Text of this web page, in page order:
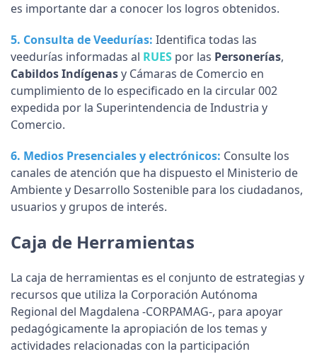
es importante dar a conocer los logros obtenidos.
5. Consulta de Veedurías: Identifica todas las
veedurías informadas al RUES por las Personerías,
Cabildos Indígenasy Cámaras de Comercio en
cumplimiento de lo especificado en la circular 002
expedida por la Superintendencia de Industria y
Comercio.
6. Medios Presenciales y electrónicos: Consulte los
canales de atención que ha dispuesto el Ministerio de
Ambiente y Desarrollo Sostenible para los ciudadanos,
usuarios y grupos de interés.
Caja de Herramientas
La caja de herramientas es el conjunto de estrategias y
recursos que utiliza la Corporación Autónoma
Regional del Magdalena -CORPAMAG-, para apoyar
pedagógicamente la apropiación de los temas y
actividades relacionadas con la participación